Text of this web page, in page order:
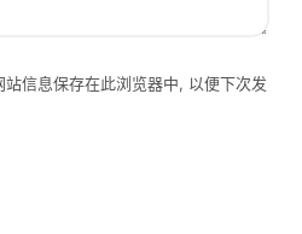
信息保存在此浏览器中, 以便下次发